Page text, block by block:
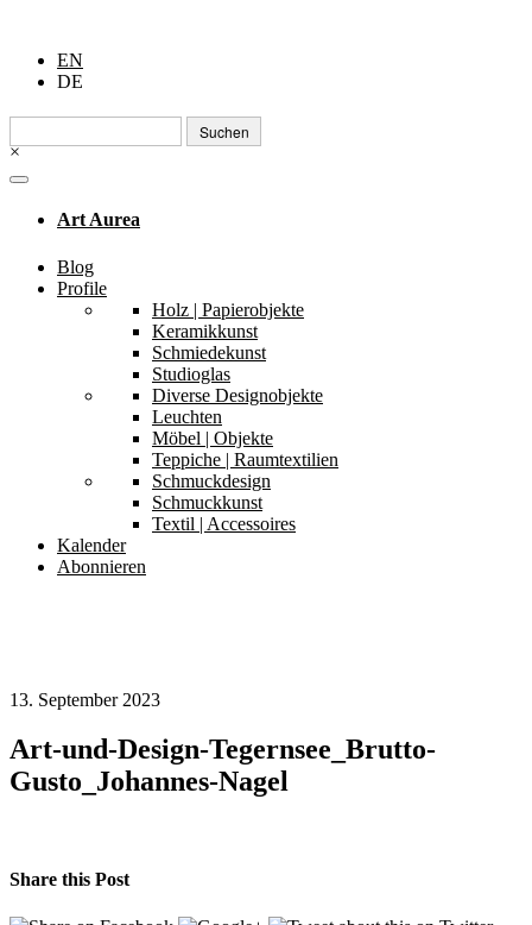
EN
DE
Suchen
nach:
×
Art Aurea
Blog
Profile
Holz | Papierobjekte
Keramikkunst
Schmiedekunst
Studioglas
Diverse Designobjekte
Leuchten
Möbel | Objekte
Teppiche | Raumtextilien
Schmuckdesign
Schmuckkunst
Textil | Accessoires
Kalender
Abonnieren
13. September 2023
Art-und-Design-Tegernsee_Brutto-
Gusto_Johannes-Nagel
Share this Post